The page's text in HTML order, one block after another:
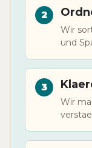
Wir
und
Wir